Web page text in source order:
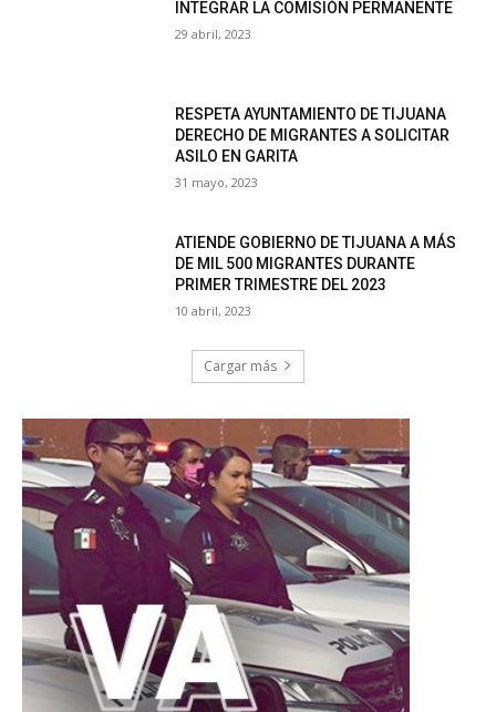
INTEGRAR LA COMISIÓN PERMANENTE
29 abril, 2023
RESPETA AYUNTAMIENTO DE TIJUANA
DERECHO DE MIGRANTES A SOLICITAR
ASILO EN GARITA
31 mayo, 2023
ATIENDE GOBIERNO DE TIJUANA A MÁS
DE MIL 500 MIGRANTES DURANTE
PRIMER TRIMESTRE DEL 2023
10 abril, 2023
Cargar más